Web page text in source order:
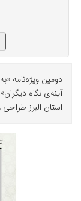
دومین ویژه‌نامه
آینه‌ی نگاه
استان البرز